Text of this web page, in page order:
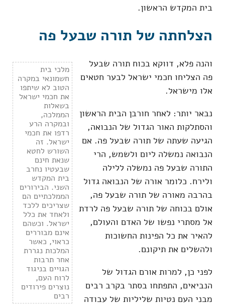
בית המקדש הראשון.
הצלחתה של תורה שבעל פה
מלכי בית
חשמונאי במקרה
הטוב לא שיתפו
את חכמי ישראל
בשאלות
הממלכה,
ובמקרה הרע
רדפו את חכמי
ישראל. זה
השורש לחטא
שנאת חינם
שבעטיו נחרב
בית המקדש
השני. הבירורים
הממלכתיים הם
שצריכים ללכד
ולאחד את כלל
ישראל. וכשהם
אינם מבוררים
כראוי, כאשר
המלכות נגררת
אחר תרבות
הגויים בניגוד
לרוח העם,
נוצרים פירודים
רבים
והנה פלא, דווקא בכוח תורה שבעל
פה הצליחו חכמי ישראל לבער חטאים
אלו מישראל.
נבאר יותר: לאחר חורבן הבית הראשון
והסתלקות האור הגדול של הנבואה,
הגיעה שעתה של תורה שבעל פה. אם
הנבואה נמשלה ליום ולשמש, הרי
התורה שבעל פה נמשלה ללילה
ולירח. כלומר אורה של הנבואה גדול
בהרבה מאורה של תורה שבעל פה,
אולם בכוחה של תורה שבעל פה לרדת
אל מסתרי נפשו של האדם והעולם,
להאיר את כל הפינות החשוכות
ולהשלים את תיקונם.
לפני כן, למרות אורם הגדול של
הנביאים, התפתחו בסתר בקרב רבים
מבני העם נטיות שליליות של עבודה